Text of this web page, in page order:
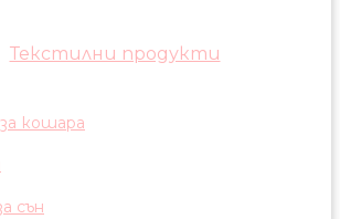
Текстилни продукти
кошара
сън